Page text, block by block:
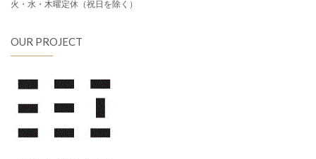
火・水・木曜定休（祝日を除く）
OUR PROJECT